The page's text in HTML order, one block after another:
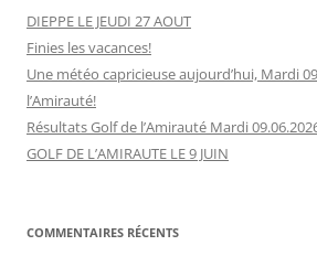
DIEPPE LE JEUDI 27 AOUT
Finies les vacances!
Une météo capricieuse aujourd’hui, Mardi
l’Amirauté!
Résultats Golf de l’Amirauté Mardi
GOLF DE L’AMIRAUTE LE 9 JUIN
COMMENTAIRES RÉCENTS